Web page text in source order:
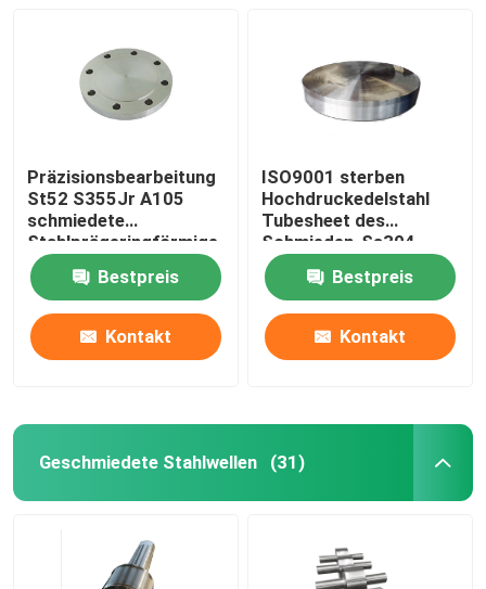
Geschmiedete Stahlplatte
Präzisionsbearbeitung
St52 S355Jr A105
schmiedete
Stahlprägeringförmige
Oberflächenprodukte
Bestpreis
Kontakt
ISO9001 sterben
Hochdruckedelstahl
Tubesheet des
Schmieden-Ss304
Ss316 Ss410
Bestpreis
Kontakt
Geschmiedete Stahlwellen (31)